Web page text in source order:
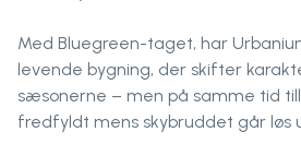
Med Bluegreen-taget, har
levende bygning, der skifter
sæsonerne – men på samme tid
fredfyldt mens skybruddet går løs